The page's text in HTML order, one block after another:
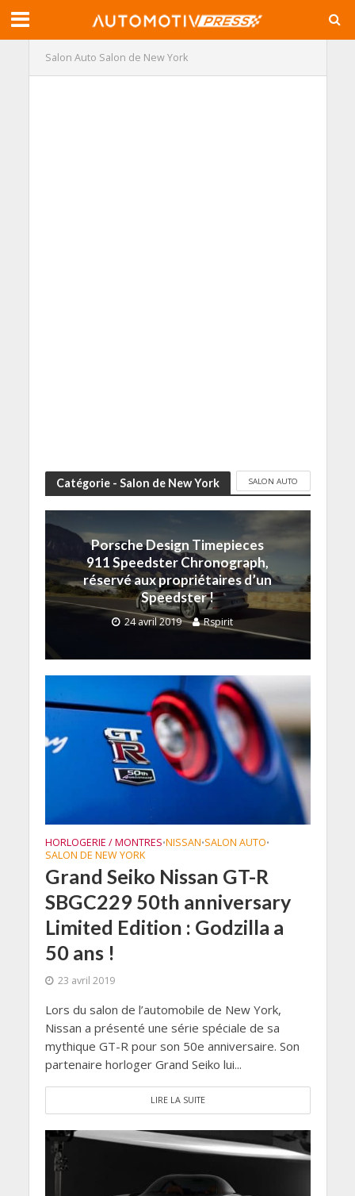
Salon Auto Salon de New York
Catégorie - Salon de New York SALON AUTO
Porsche Design Timepieces
911 Speedster Chronograph,
réservé aux propriétaires d’un
Speedster !
24 avril 2019 Rspirit
HORLOGERIE / MONTRES•NISSAN•SALON AUTO•
SALON DE NEW YORK
Grand Seiko Nissan GT-R
SBGC229 50th anniversary
Limited Edition : Godzilla a
50 ans !
23 avril 2019
Lors du salon de l’automobile de New York,
Nissan a présenté une série spéciale de sa
mythique GT-R pour son 50e anniversaire. Son
partenaire horloger Grand Seiko lui...
LIRE LA SUITE